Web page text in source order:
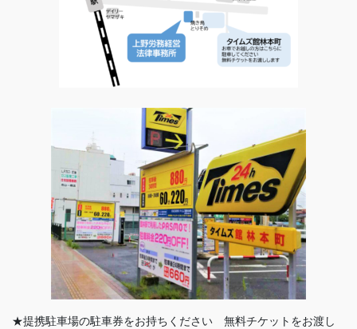
★提携駐車場の駐車券をお持ちください 無料チケットをお渡し